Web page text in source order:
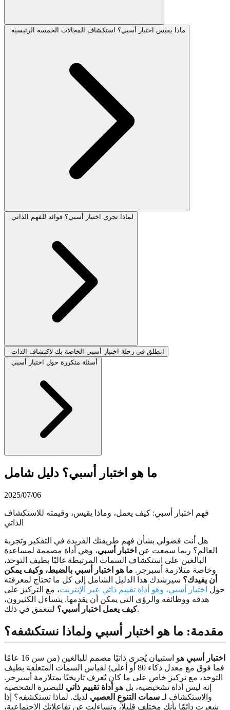
ماذا يقيس اختبار أسبي؟ استكشاف المجالات الخمسة الرئيسية
لماذا تجري اختبار أسبي؟ فوائد للفهم الذاتي
انطلق في رحلة اختبار أسبي الخاصة بك لاكتشاف الذات
أسئلة متكررة حول اختبار أسبي
ما هو اختبار أسبي؟ دليل شامل
2025/07/06
فهم اختبار أسبي: كيف يعمل، وماذا يقيس، وقيمته للاستكشاف
الذاتي
هل أنت فضولي بشأن فهم طريقتك الفريدة في التفكير وتجربة
العالم؟ ربما سمعت عن اختبار أسبي، وهي أداة مصممة لمساعدة
البالغين على استكشاف السمات المرتبطة غالبًا بطيف التوحد،
وخاصة متلازمة أسبرجر. ما هو اختبار أسبي بالضبط، وكيف يمكن
أن يفيدك؟ سيرشدك هذا الدليل الشامل إلى كل ما تحتاج لمعرفته
حول اختبار أسبي، وهو أداة تقييم ذاتي عبر الإنترنت، مع التركيز على
هدفه ووظائفه والرؤى التي يمكن أن يقدمها. يتساءل الكثيرون،
كيف يعمل اختبار أسبي؟لنتعمق في ذلك.
مقدمة: ما هو اختبار أسبي ولماذا نستكشفه؟
اختبار أسبي
هو استبيان يُجرى ذاتيًا مصمم للبالغين (من سن 16 عامًا
فما فوق مع معدل ذكاء 80 أو أعلى) لقياس السمات المتعلقة بطيف
التوحد، مع تركيز خاص على ما كان يُعرف تاريخيًا بمتلازمة أسبرجر.
إنه ليس أداة تشخيصية، بل هو أداة تقييم ذاتي للبصيرة الشخصية
والاستكشاف لـ سمات التنوع العصبي لديك. لماذا تستكشفه؟ إذا
شعرت دائمًا بأنك مختلف قليلاً، وتساءلت عن تفاعلاتك الاجتماعية،